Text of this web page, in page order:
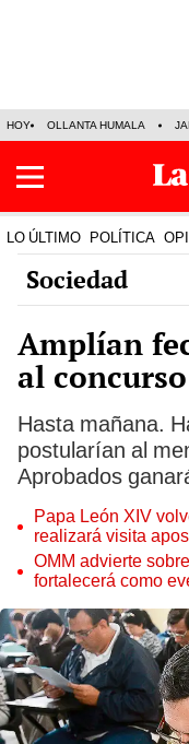
HOY OLLANTA HUMALA
LO ÚLTIMO POLÍTICA
Sociedad
Amplían
al
Hasta mañana.
postularían al
Aprobados
Papa León XIV
realizará visita
OMM advierte
fortalecerá como